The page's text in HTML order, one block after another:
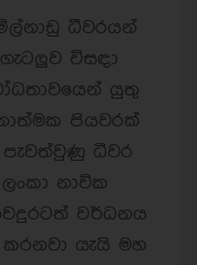
ධීවරයන්
විසඳා
යුතු
පියවරක්
ධීවර
නාවික
වර්ධනය
යැයි මහ